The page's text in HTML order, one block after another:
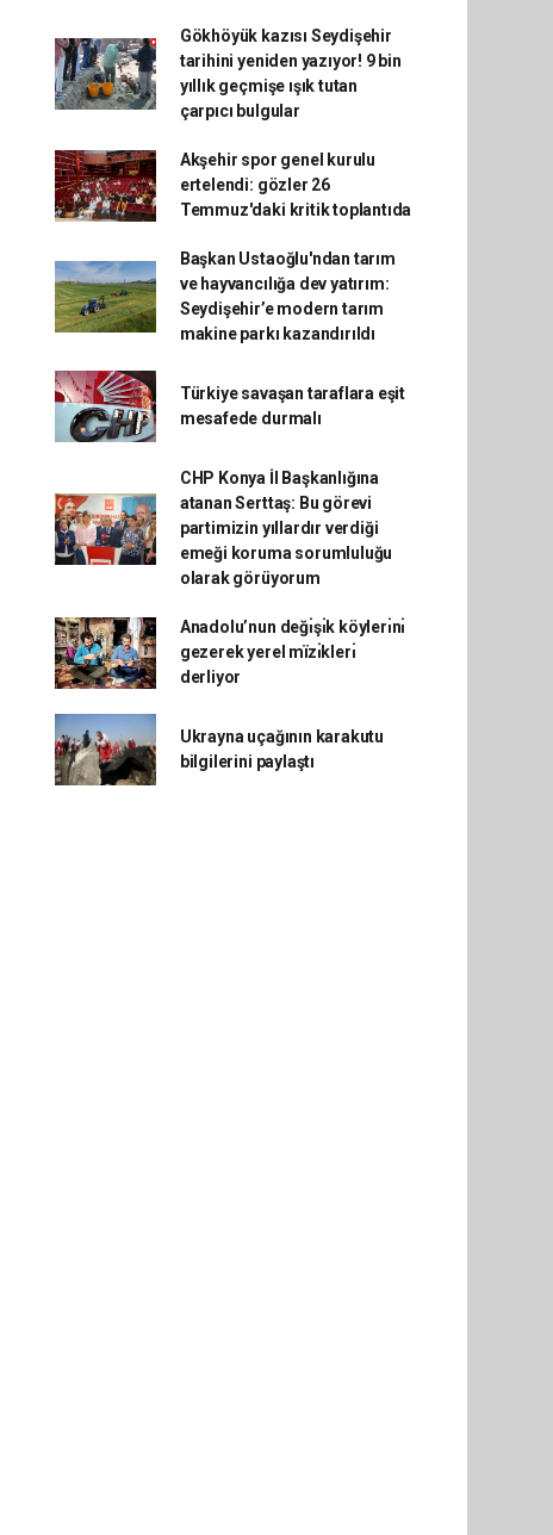
Gökhöyük kazısı Seydişehir
tarihini yeniden yazıyor! 9 bin
yıllık geçmişe ışık tutan
çarpıcı bulgular
Akşehir spor genel kurulu
ertelendi: gözler 26
Temmuz'daki kritik toplantıda
Başkan Ustaoğlu'ndan tarım
ve hayvancılığa dev yatırım:
Seydişehir’e modern tarım
makine parkı kazandırıldı
Türkiye savaşan taraflara eşit
mesafede durmalı
CHP Konya İl Başkanlığına
atanan Serttaş: Bu görevi
partimizin yıllardır verdiği
emeği koruma sorumluluğu
olarak görüyorum
Anadolu’nun değı̇şı̇k köylerı̇nı̇
gezerek yerel mïzı̇klerı̇
derliyor
Ukrayna uçağının karakutu
bilgilerini paylaştı